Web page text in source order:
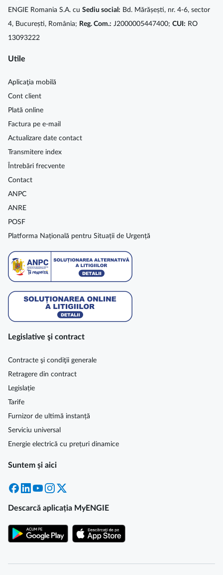
ENGIE Romania S.A. cu Sediu social: Bd. Mărășești, nr. 4-6, sector
4, București, România; Reg. Com.: J2000005447400; CUI: RO
13093222
Utile
Aplicaţia mobilă
Cont client
Plată online
Factura pe e-mail
Actualizare date contact
Transmitere index
Întrebări frecvente
Contact
ANPC
ANRE
POSF
Platforma Națională pentru Situații de Urgență
Legislative şi contract
Contracte şi condiţii generale
Retragere din contract
Legislație
Tarife
Furnizor de ultimă instanță
Serviciu universal
Energie electrică cu prețuri dinamice
Suntem și aici
Facebook
LinkedInYouTubeInstagram
Descarcă aplicația MyENGIE